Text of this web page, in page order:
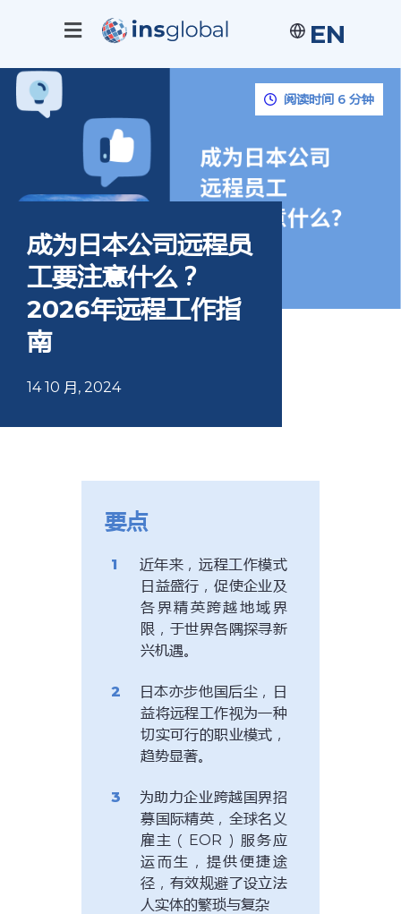
EN
阅读时间 6 分钟
成为日本公司远程员
工要注意什么？
2026年远程工作指
南
14 10 月, 2024
要点
近年来，远程工作模式
日益盛行，促使企业及
各界精英跨越地域界
限，于世界各隅探寻新
兴机遇。
日本亦步他国后尘，日
益将远程工作视为一种
切实可行的职业模式，
趋势显著。
为助力企业跨越国界招
募国际精英，全球名义
雇主（EOR）服务应
运而生，提供便捷途
径，有效规避了设立法
人实体的繁琐与复杂